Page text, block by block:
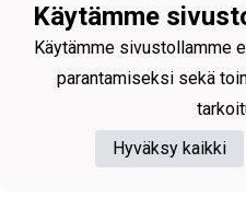
Käytämme
Käytämme sivustollamme
parantamiseksi sekä
Hyväksy kaikki